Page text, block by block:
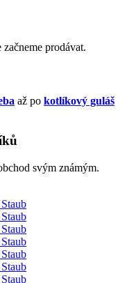
prodávat.
až po kotlíkový guláš
svým známým.